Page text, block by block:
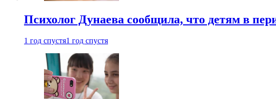
Психолог Дунаева сообщила, что детям в
1 год спустя1 год спустя